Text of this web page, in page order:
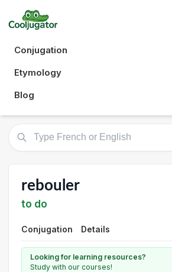
Conjugation
Etymology
Blog
rebouler
to do
Conjugation Details
Looking for learning resources?
Study with our courses!